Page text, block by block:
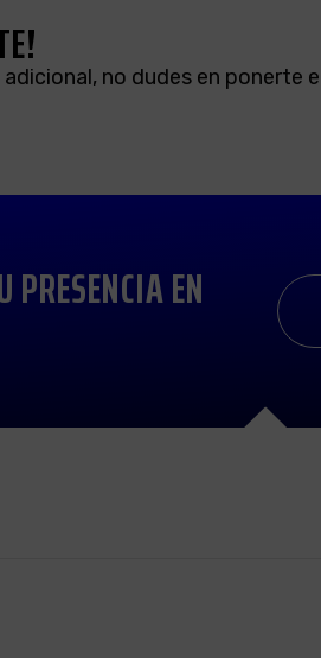
no dudes en ponerte
PRESENCIA EN